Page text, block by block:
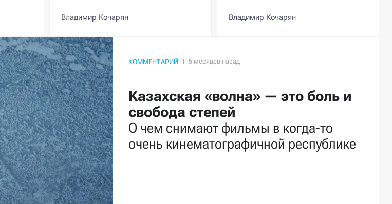
Владимир Кочарян Владимир Кочарян
КОММЕНТАРИЙ
Казахская «волна» — это боль и
свобода степей
О чем снимают фильмы в когда-то
очень кинематографичной республике